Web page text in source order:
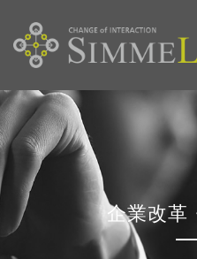
企業改革